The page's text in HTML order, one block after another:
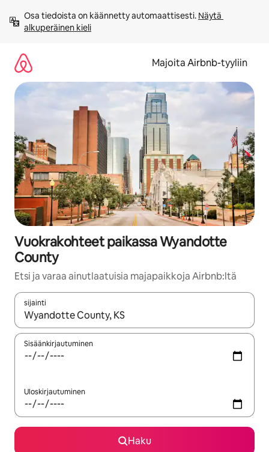
sisältö
väliin
Osa tiedoista on käännetty automaattisesti. Näytä
alkuperäinen kieli
Majoita Airbnb-tyyliin
Vuokrakohteet paikassa Wyandotte
County
Etsi ja varaa ainutlaatuisia majapaikkoja Airbnb:ltä
sijainti
Kun tulokset ovat saatavilla, navigoi ylös- ja alas-
Sisäänkirjautuminen
Uloskirjautuminen
Haku